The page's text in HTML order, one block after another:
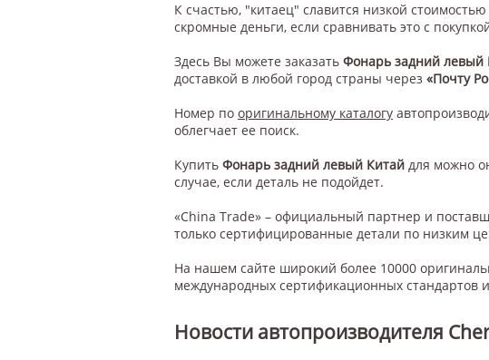
К счастью, "китаец" славится низкой
скромные деньги, если сравнивать это с
Здесь Вы можете заказать Фонарь задний левый
доставкой в любой город страны через «Почту
Номер по оригинальному каталогу
облегчает ее поиск.
Купить Фонарь задний левый Китай для можно
случае, если деталь не подойдет.
«China Trade» – официальный партнер и
только сертифицированные детали по низким
На нашем сайте широкий более 10000
международных сертификационных стандартов
Новости автопроизводителя